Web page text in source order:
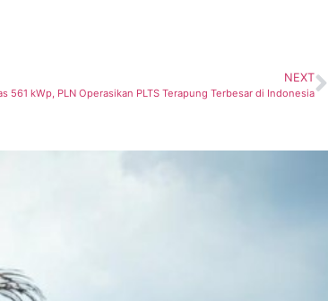
NEXT
561 kWp, PLN Operasikan PLTS Terapung Terbesar di Indonesia